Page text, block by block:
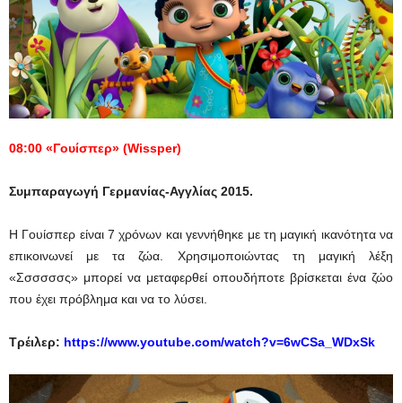
08:00 «Γουίσπερ» (Wissper)
Συμπαραγωγή Γερμανίας-Αγγλίας 2015.
Η Γουίσπερ είναι 7 χρόνων και γεννήθηκε με τη μαγική ικανότητα να
επικοινωνεί με τα ζώα. Χρησιμοποιώντας τη μαγική λέξη
«Σσσσσσς» μπορεί να μεταφερθεί οπουδήποτε βρίσκεται ένα ζώο
που έχει πρόβλημα και να το λύσει.
Τρέιλερ: https://www.youtube.com/watch?v=6wCSa_WDxSk